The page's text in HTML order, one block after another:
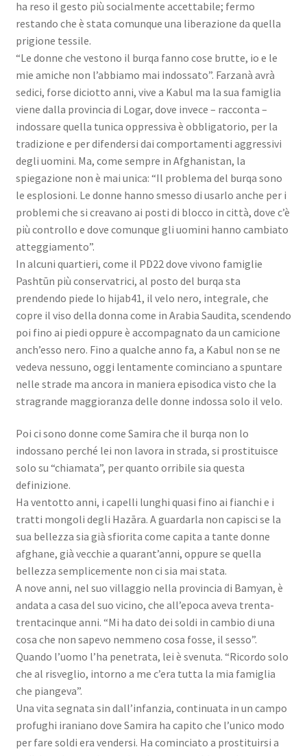
ha reso il gesto più socialmente accettabile; fermo
restando che è stata comunque una liberazione da quella
prigione tessile.
“Le donne che vestono il burqa fanno cose brutte, io e le
mie amiche non l’abbiamo mai indossato”. Farzanà avrà
sedici, forse diciotto anni, vive a Kabul ma la sua famiglia
viene dalla provincia di Logar, dove invece – racconta –
indossare quella tunica oppressiva è obbligatorio, per la
tradizione e per difendersi dai comportamenti aggressivi
degli uomini. Ma, come sempre in Afghanistan, la
spiegazione non è mai unica: “Il problema del burqa sono
le esplosioni. Le donne hanno smesso di usarlo anche per i
problemi che si creavano ai posti di blocco in città, dove c’è
più controllo e dove comunque gli uomini hanno cambiato
atteggiamento”.
In alcuni quartieri, come il PD22 dove vivono famiglie
Pashtūn più conservatrici, al posto del burqa sta
prendendo piede lo hijab41, il velo nero, integrale, che
copre il viso della donna come in Arabia Saudita, scendendo
poi fino ai piedi oppure è accompagnato da un camicione
anch’esso nero. Fino a qualche anno fa, a Kabul non se ne
vedeva nessuno, oggi lentamente cominciano a spuntare
nelle strade ma ancora in maniera episodica visto che la
stragrande maggioranza delle donne indossa solo il velo.
Poi ci sono donne come Samira che il burqa non lo
indossano perché lei non lavora in strada, si prostituisce
solo su “chiamata”, per quanto orribile sia questa
definizione.
Ha ventotto anni, i capelli lunghi quasi fino ai fianchi e i
tratti mongoli degli Hazāra. A guardarla non capisci se la
sua bellezza sia già sfiorita come capita a tante donne
afghane, già vecchie a quarant’anni, oppure se quella
bellezza semplicemente non ci sia mai stata.
A nove anni, nel suo villaggio nella provincia di Bamyan, è
andata a casa del suo vicino, che all’epoca aveva trenta-
trentacinque anni. “Mi ha dato dei soldi in cambio di una
cosa che non sapevo nemmeno cosa fosse, il sesso”.
Quando l’uomo l’ha penetrata, lei è svenuta. “Ricordo solo
che al risveglio, intorno a me c’era tutta la mia famiglia
che piangeva”.
Una vita segnata sin dall’infanzia, continuata in un campo
profughi iraniano dove Samira ha capito che l’unico modo
per fare soldi era vendersi. Ha cominciato a prostituirsi a